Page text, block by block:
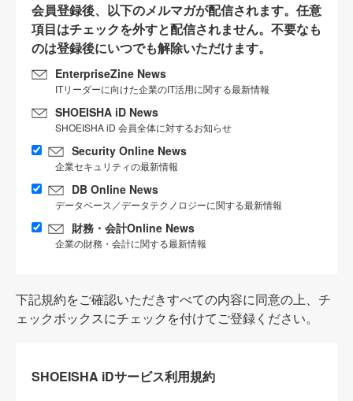
会員登録後、以下のメルマガが配信されます。任意
項目はチェックを外すと配信されません。不要なも
のは登録後にいつでも解除いただけます。
EnterpriseZine News
ITリーダーに向けた企業のIT活用に関する最新情報
SHOEISHA iD News
SHOEISHA iD 会員全体に対するお知らせ
Security Online News
企業セキュリティの最新情報
DB Online News
データベース／データテクノロジーに関する最新情報
財務・会計Online News
企業の財務・会計に関する最新情報
下記規約をご確認いただきすべての内容に同意の上、チ
ェックボックスにチェックを付けてご登録ください。
SHOEISHA iDサービス利用規約